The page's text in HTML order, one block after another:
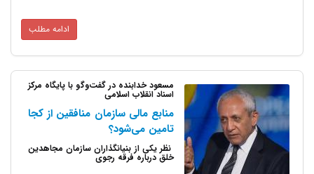
ادامه مطلب
مسعود خدابنده در گفت‌وگو با پایگاه مرکز
اسناد انقلاب اسلامی
منابع مالی سازمان منافقین از کجا
تامین می‌شود؟
نظر یکی از بنیانگذاران سازمان مجاهدین
خلق درباره فرقه رجوی